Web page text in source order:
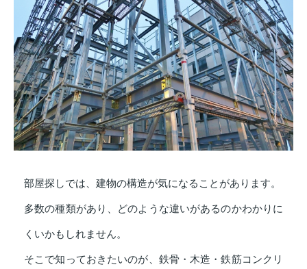
部屋探しでは、建物の構造が気になることがあります。
多数の種類があり、どのような違いがあるのかわかりに
くいかもしれません。
そこで知っておきたいのが、鉄骨・木造・鉄筋コンクリ